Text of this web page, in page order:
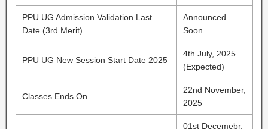
PPU UG Admission Validation Last
Date (3rd Merit)
Announced
Soon
PPU UG New Session Start Date 2025
4th July, 2025
(Expected)
Classes Ends On
22nd November,
2025
01st Decemebr,